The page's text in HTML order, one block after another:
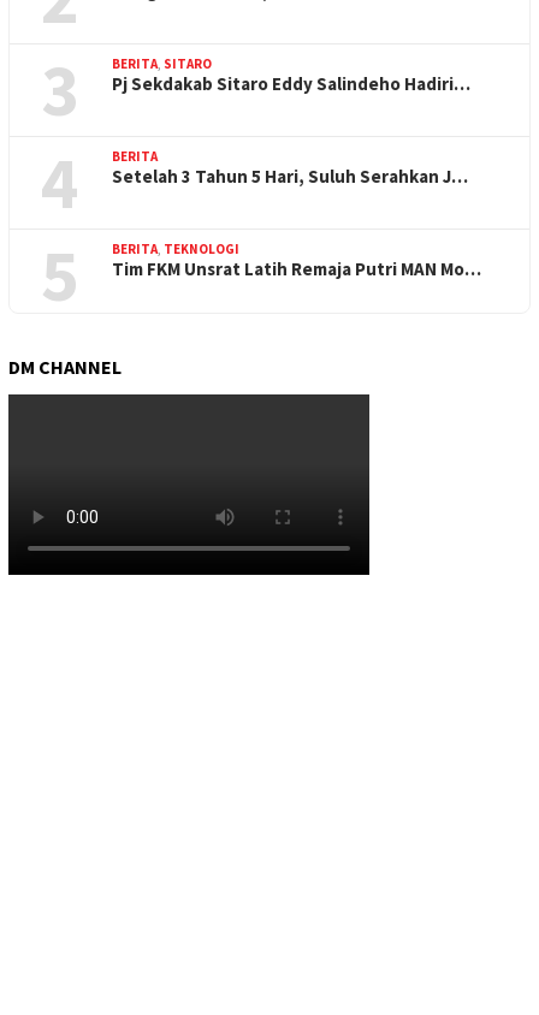
3 BERITA, SITARO
Pj Sekdakab Sitaro Eddy Salindeho Hadiri…
4 BERITA
Setelah 3 Tahun 5 Hari, Suluh Serahkan J…
5 BERITA, TEKNOLOGI
Tim FKM Unsrat Latih Remaja Putri MAN Mo…
DM CHANNEL